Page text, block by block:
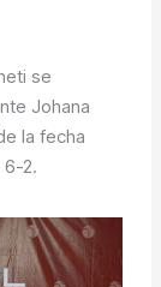
se
Johana
la fecha
2.